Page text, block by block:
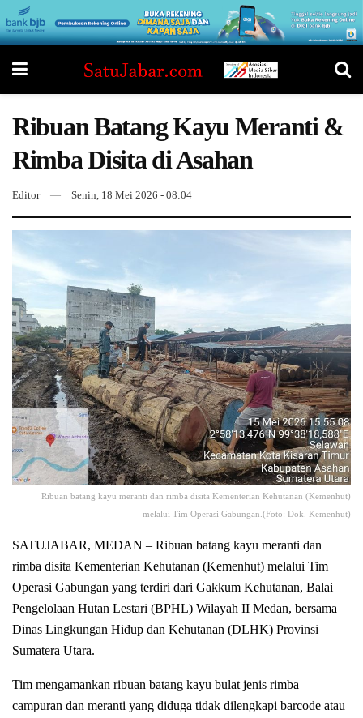
Ribuan Batang Kayu Meranti &
Rimba Disita di Asahan
Editor Senin, 18 Mei 2026 - 08:04
Ribuan batang kayu meranti dan rimba disita Kementerian Kehutanan (Kemenhut)
melalui Tim Operasi Gabungan.(Foto: Dok. Kemenhut)
SATUJABAR, MEDAN – Ribuan batang kayu meranti dan
rimba disita Kementerian Kehutanan (Kemenhut) melalui Tim
Operasi Gabungan yang terdiri dari Gakkum Kehutanan, Balai
Pengelolaan Hutan Lestari (BPHL) Wilayah II Medan, bersama
Dinas Lingkungan Hidup dan Kehutanan (DLHK) Provinsi
Sumatera Utara.
Tim mengamankan ribuan batang kayu bulat jenis rimba
campuran dan meranti yang diduga tidak dilengkapi barcode atau